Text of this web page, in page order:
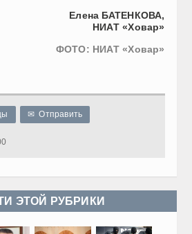
Елена БАТЕНКОВА,
НИАТ «Ховар»
ФОТО: НИАТ «Ховар»
✉ Отправить
ЭТОЙ РУБРИКИ